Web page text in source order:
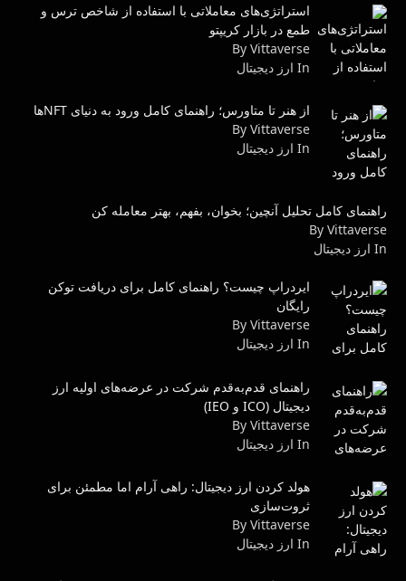
استراتژی‌های معاملاتی با استفاده از شاخص ترس و
طمع در بازار کریپتو
By Vittaverse
In ارز دیجیتال
از هنر تا متاورس؛ راهنمای کامل ورود به دنیای NFTها
By Vittaverse
In ارز دیجیتال
راهنمای کامل تحلیل آنچین؛ بخوان، بفهم، بهتر معامله کن
By Vittaverse
In ارز دیجیتال
ایردراپ چیست؟ راهنمای کامل برای دریافت توکن
رایگان
By Vittaverse
In ارز دیجیتال
راهنمای قدم‌به‌قدم شرکت در عرضه‌های اولیه ارز
دیجیتال (ICO و IEO)
By Vittaverse
In ارز دیجیتال
هولد کردن ارز دیجیتال: راهی آرام اما مطمئن برای
ثروت‌سازی
By Vittaverse
In ارز دیجیتال